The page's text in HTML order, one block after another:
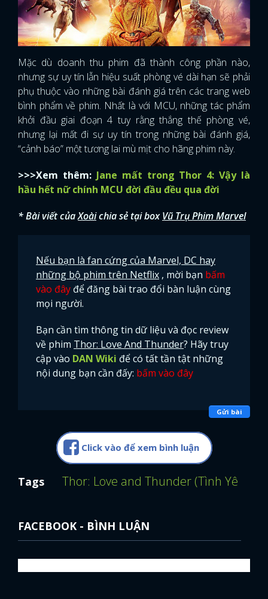
Mặc dù doanh thu phim đã thành công phần nào,
nhưng sự uy tín lẫn hiệu suất phòng vé dài hạn sẽ phải
phụ thuộc vào những bài đánh giá trên các trang web
bình phẩm về phim. Nhất là với MCU, những tác phẩm
khởi đầu giai đoạn 4 tuy rằng thắng thế phòng vé,
nhưng lại mất đi sự uy tín trong những bài đánh giá,
“cảnh báo” một tương lai mù mịt cho hãng phim này.
>>>Xem thêm: Jane mất trong Thor 4: Vậy là
hầu hết nữ chính MCU đời đầu đều qua đời
* Bài viết củaXoàichia sẻ tại boxVũ Trụ Phim Marvel
Nếu bạn là fan cứng của Marvel, DC hay
những bộ phim trên Netflix , mời bạn bấm
vào đây để đăng bài trao đổi bàn luận cùng
mọi người.
Bạn cần tìm thông tin dữ liệu và đọc review
về phim Thor: Love And Thunder? Hãy truy
cập vào DAN Wiki để có tất tần tật những
nội dung bạn cần đấy: bấm vào đây
Gửi bài
Click vào để xem bình luận
Tags Thor: Love and Thunder (Tình Yêu Và
FACEBOOK - BÌNH LUẬN